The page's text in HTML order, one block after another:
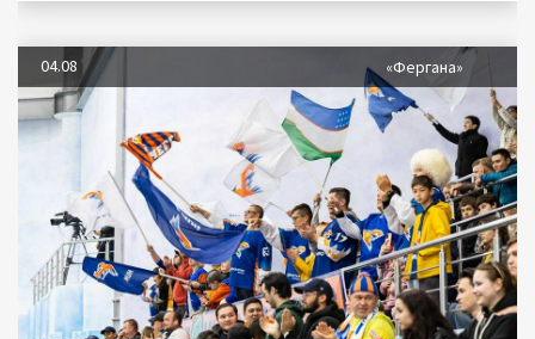
04.08 «Фергана»